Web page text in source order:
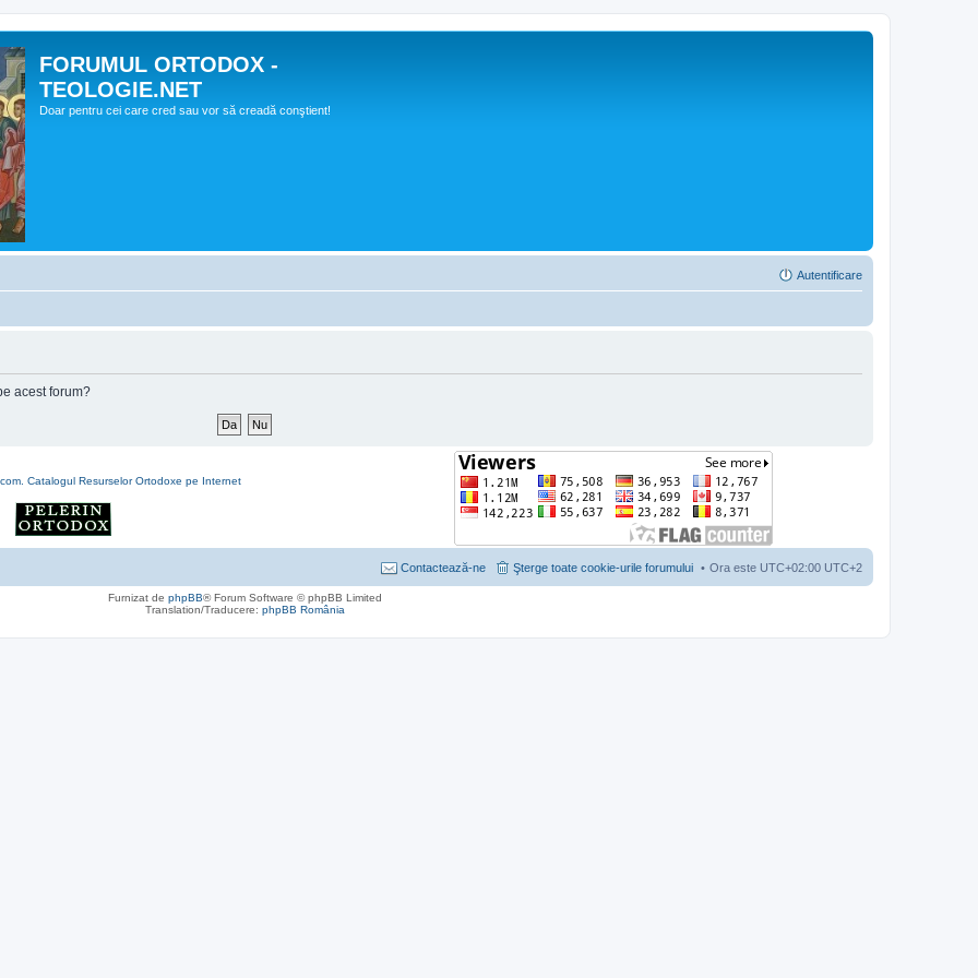
FORUMUL ORTODOX -
TEOLOGIE.NET
Doar pentru cei care cred sau vor să creadă conştient!
Autentificare
acest forum?
Ora este UTC+02:00 UTC+2
Şterge toate cookie-urile forumului
Contactează-ne
Furnizat de phpBB® Forum Software © phpBB Limited
Translation/Traducere: phpBB România